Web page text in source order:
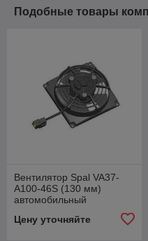
Подобные товары
Вентилятор Spal VA37-
A100-46S (130 мм)
автомобильный
Цену уточняйте